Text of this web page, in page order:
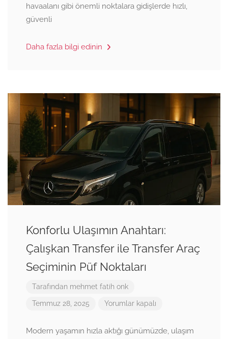
havaalanı gibi önemli noktalara gidişlerde hızlı,
güvenli
Daha fazla bilgi edinin
Konforlu Ulaşımın Anahtarı:
Çalışkan Transfer ile Transfer Araç
Seçiminin Püf Noktaları
Tarafından mehmet fatih onk
Temmuz 28, 2025 Yorumlar kapalı
Modern yaşamın hızla aktığı günümüzde, ulaşım